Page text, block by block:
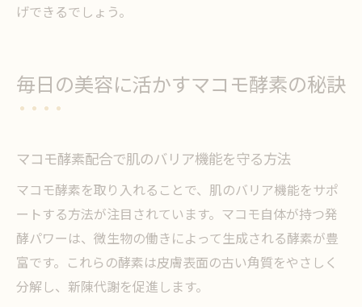
げできるでしょう。
毎日の美容に活かすマコモ酵素の秘訣
マコモ酵素配合で肌のバリア機能を守る方法
マコモ酵素を取り入れることで、肌のバリア機能をサポ
ートする方法が注目されています。マコモ自体が持つ発
酵パワーは、微生物の働きによって生成される酵素が豊
富です。これらの酵素は皮膚表面の古い角質をやさしく
分解し、新陳代謝を促進します。